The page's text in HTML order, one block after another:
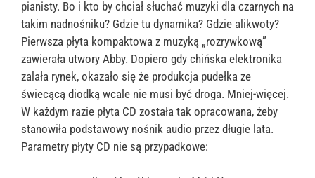
pianisty. Bo i kto by chciał słuchać muzyki dla czarnych na
takim nadnośniku? Gdzie tu dynamika? Gdzie alikwoty?
Pierwsza płyta kompaktowa z muzyką „rozrywkową”
zawierała utwory Abby. Dopiero gdy chińska elektronika
zalała rynek, okazało się że produkcja pudełka ze
świecącą diodką wcale nie musi być droga. Mniej-więcej.
W każdym razie płyta CD została tak opracowana, żeby
stanowiła podstawowy nośnik audio przez długie lata.
Parametry płyty CD nie są przypadkowe: